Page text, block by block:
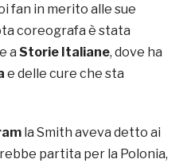
fan in merito alle sue
coreografa è stata
a Storie Italiane, dove ha
e delle cure che sta
la Smith aveva detto ai
partita per la Polonia,